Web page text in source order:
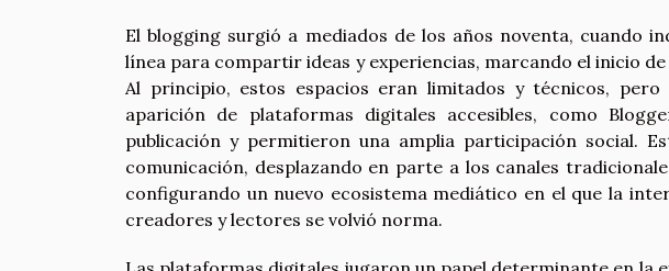
El blogging surgió a mediados de los años noventa, cuando
línea para compartir ideas y experiencias, marcando el inicio
Al principio, estos espacios eran limitados y técnicos,
aparición de plataformas digitales accesibles, como
publicación y permitieron una amplia participación social.
comunicación, desplazando en parte a los canales
configurando un nuevo ecosistema mediático en el que la
creadores y lectores se volvió norma.